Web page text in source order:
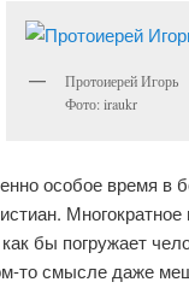
Протоиерей Игорь
Фото: iraukr
особое время в
бы погружает
то смысле даже